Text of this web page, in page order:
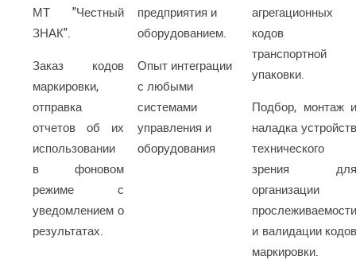
МТ "Честный
ЗНАК".
Заказ кодов
маркировки,
отправка
отчетов об их
использовании
в фоновом
режиме с
уведомлением о
результатах.
предприятия и
оборудованием.
Опыт интеграции
с любыми
системами
управления и
оборудования
агрегационных
кодов
транспортной
упаковки.
Подбор, монтаж и
наладка устройств
технического
зрения для
организации
прослеживаемости
и валидации кодов
маркировки.